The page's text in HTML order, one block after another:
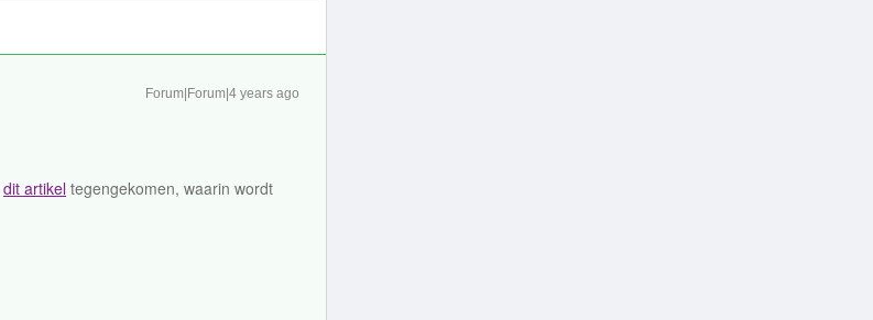
Forum|Forum|4 years ago
dit artikel tegengekomen, waarin wordt